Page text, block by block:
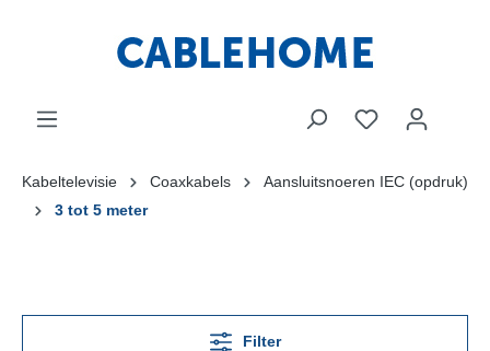
Kabeltelevisie Coaxkabels
Aansluitsnoeren IEC (opdruk)
3 tot 5 meter
Filter